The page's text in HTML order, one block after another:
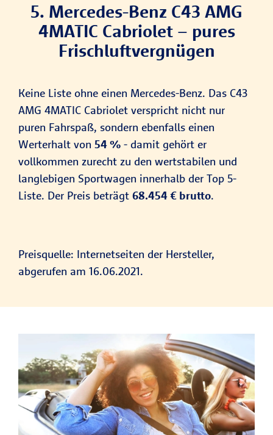
5. Mercedes-Benz C43 AMG
4MATIC Cabriolet – pures
Frischluftvergnügen
Keine Liste ohne einen Mercedes-Benz. Das C43
AMG 4MATIC Cabriolet verspricht nicht nur
puren Fahrspaß, sondern ebenfalls einen
Werterhalt von 54 % - damit gehört er
vollkommen zurecht zu den wertstabilen und
langlebigen Sportwagen innerhalb der Top 5-
Liste. Der Preis beträgt 68.454 € brutto.
Preisquelle: Internetseiten der Hersteller,
abgerufen am 16.06.2021.